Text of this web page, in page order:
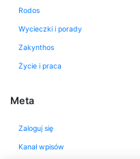
Rodos
Wycieczki i porady
Zakynthos
Życie i praca
Meta
Zaloguj się
Kanał wpisów